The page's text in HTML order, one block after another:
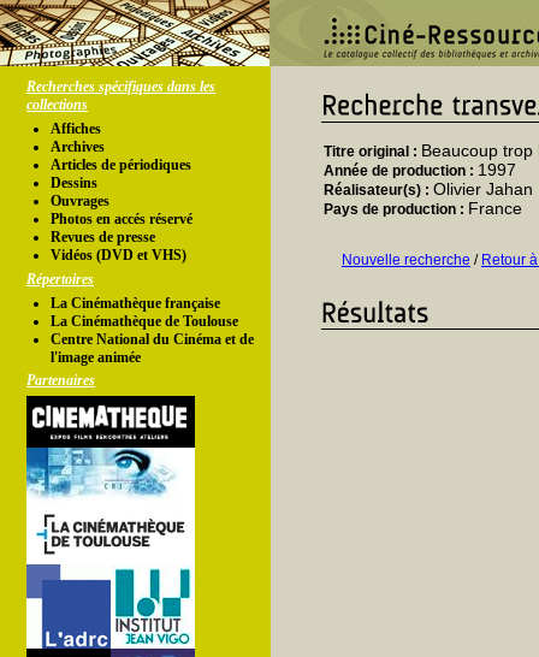
Recherches spécifiques dans les
collections
Affiches
Archives
Articles de périodiques
Dessins
Ouvrages
Photos en accés réservé
Revues de presse
Vidéos (DVD et VHS)
Répertoires
La Cinémathèque française
La Cinémathèque de Toulouse
Centre National du Cinéma et de
l'image animée
Partenaires
Titre original : Beaucoup trop
Année de production : 1997
Réalisateur(s) : Olivier Jahan
Pays de production : France
Nouvelle recherche / Retour